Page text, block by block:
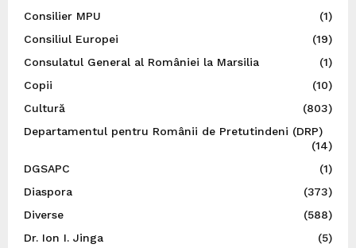
Consilier MPU
(1)
Consiliul Europei
(19)
Consulatul General al României la Marsilia
(1)
Copii
(10)
Cultură
(803)
Departamentul pentru Românii de Pretutindeni (DRP)
(14)
DGSAPC
(1)
Diaspora
(373)
Diverse
(588)
Dr. Ion I. Jinga
(5)